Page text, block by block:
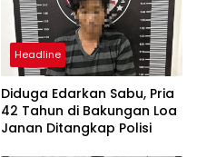
Headline
Diduga Edarkan Sabu, Pria
42 Tahun di Bakungan Loa
Janan Ditangkap Polisi